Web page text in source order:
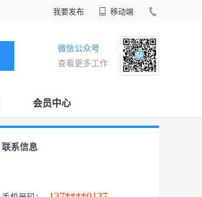
我要发布 移动端
微信公众号
查看更多工作
会员中心
联系信息